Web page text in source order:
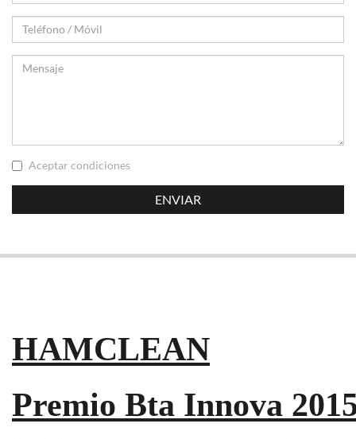
Aceptar condiciones
HAMCLEAN
Premio Bta Innova